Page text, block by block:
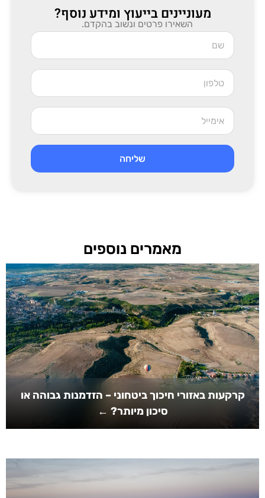
מעוניינים בייעוץ ומידע נוסף?
השאירו פרטים ונשוב בהקדם.
שליחה
מאמרים נוספים
קרקעות באזורי חיכוך ביטחוני – הזדמנות גבוהה או
סיכון מיותר? ←